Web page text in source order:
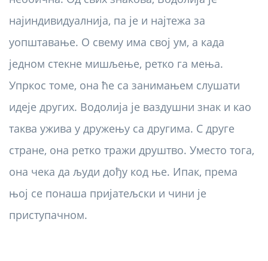
најиндивидуалнија, па је и најтежа за
уопштавање. О свему има свој ум, а када
једном стекне мишљење, ретко га мења.
Упркос томе, она ће са занимањем слушати
идеје других. Водолија је ваздушни знак и као
таква ужива у дружењу са другима. С друге
стране, она ретко тражи друштво. Уместо тога,
она чека да људи дођу код ње. Ипак, према
њој се понаша пријатељски и чини је
приступачном.